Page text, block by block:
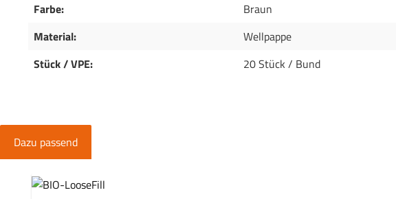
Farbe:
Braun
Material:
Wellpappe
Stück / VPE:
20 Stück / Bund
Dazu passend
Produktgalerie überspringen